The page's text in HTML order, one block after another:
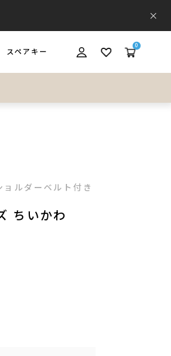
スペアキー
0
ルダーベルト付き
ちいかわ